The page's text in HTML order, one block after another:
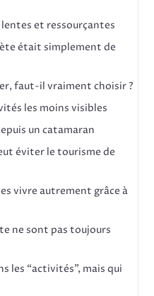
et ressourçantes
était simplement de
faut-il vraiment choisir ?
les moins visibles
un catamaran
éviter le tourisme de
vivre autrement grâce à
ne sont pas toujours
les “activités”, mais qui